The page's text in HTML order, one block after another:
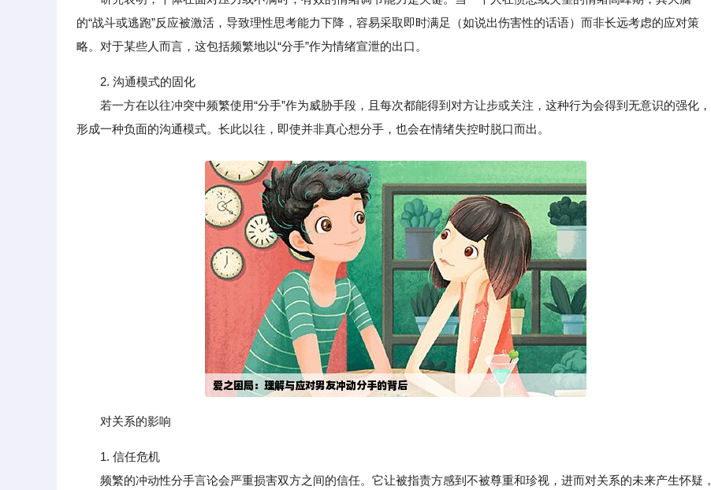
的“战斗或逃跑”反应被激活，导致理性思考能力下降，容易采取即时满足（如说出伤害性的话语）而非长远考虑的应对策
略。对于某些人而言，这包括频繁地以“分手”作为情绪宣泄的出口。
2. 沟通模式的固化
若一方在以往冲突中频繁使用“分手”作为威胁手段，且每次都能得到对方让步或关注，这种行为会得到无意识的强化，
形成一种负面的沟通模式。长此以往，即使并非真心想分手，也会在情绪失控时脱口而出。
对关系的影响
1. 信任危机
频繁的冲动性分手言论会严重损害双方之间的信任。它让被指责方感到不被尊重和珍视，进而对关系的未来产生怀疑，